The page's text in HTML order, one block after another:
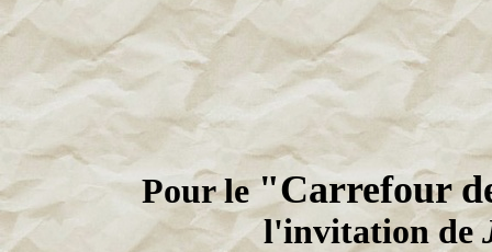
Pour le"Carrefour
l'invitation de